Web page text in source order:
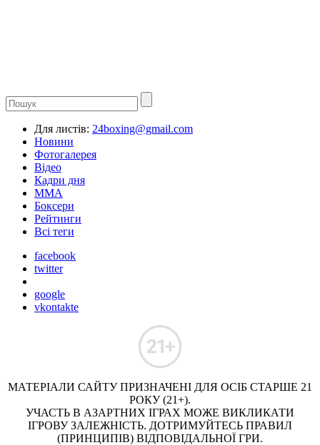
Для листів: 24boxing@gmail.com
Новини
Фотогалерея
Відео
Кадри дня
ММА
Боксери
Рейтинги
Всі теги
facebook
twitter
google
vkontakte
МАТЕРІАЛИ САЙТУ ПРИЗНАЧЕНІ ДЛЯ ОСІБ СТАРШЕ 21
РОКУ (21+).
УЧАСТЬ В АЗАРТНИХ ІГРАХ МОЖЕ ВИКЛИКАТИ
ІГРОВУ ЗАЛЕЖНІСТЬ. ДОТРИМУЙТЕСЬ ПРАВИЛ
(ПРИНЦИПІВ) ВІДПОВІДАЛЬНОЇ ГРИ.